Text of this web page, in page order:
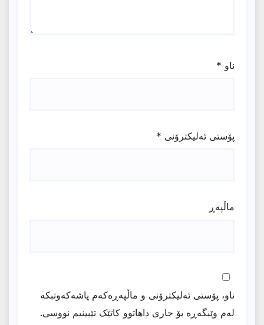
ناو *
پۆستی ئەلیکترۆنی *
ماڵپه‌ڕ
ناو، پۆستی ئەلیکترۆنی و ماڵپەڕەکەم پاشەکەوتبکە
لەم وێبگەڕە بۆ جاری داهاتوو کاتێک تێبینیم نووسی.